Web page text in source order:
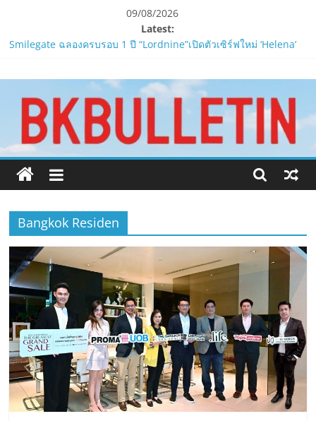
content
09/08/2026
Latest:
LORDNINE ครบรอบ 1 ปี! Smilegate เปิด “Helena” เซิร์ฟฯ ใหม่
พร้อมอาวุธเคียวและศึกกิลด์-PvP เดือดครึ่งปีหลัง 2026
บูสต์ EXP กระฉูด 50% พร้อมแจกซัมมอนสูงสุด 1,111 ครั้ง!
LORDNINE จัดศึกคนดังสายเกม ไทย ปะทะ ฟิลิปปินส์ใน “Rise of the
Tenth Lord”
PIPPER STANDARD® เปิดตัวแชมพูอาบน้ำ และ โฟมอาบแห้งสัตว์
เลี้ยง
ห้ามพลาด! Smilegate เปิดตัว ‘เฮเลนา’ เซิร์ฟเวอร์ใหม่ของ
LORDNINE 29 ก.ค. นี้
เสนอ
ข่าว
ครบ
ทุก
Bangkok Residen